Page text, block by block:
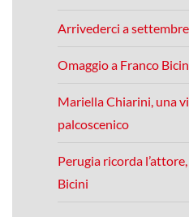
Arrivederci a settembre
Omaggio a Franco
Mariella Chiarini, una
palcoscenico
Perugia ricorda
Bicini